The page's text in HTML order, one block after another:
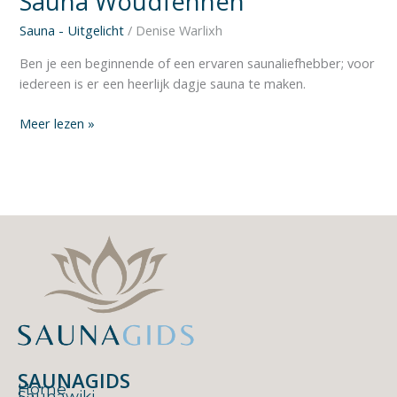
Sauna - Uitgelicht / Denise Warlixh
Ben je een beginnende of een ervaren saunaliefhebber; voor
iedereen is er een heerlijk dagje sauna te maken.
Meer lezen »
SAUNAGIDS
Home